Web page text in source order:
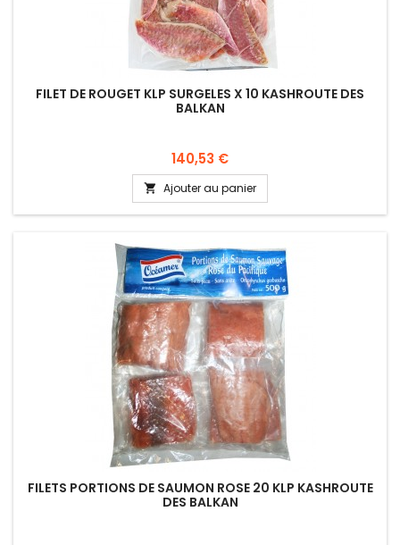
FILET DE ROUGET KLP SURGELES X 10 KASHROUTE DES
BALKAN
Prix
140,53 €
 Ajouter au panier
FILETS PORTIONS DE SAUMON ROSE 20 KLP KASHROUTE
DES BALKAN